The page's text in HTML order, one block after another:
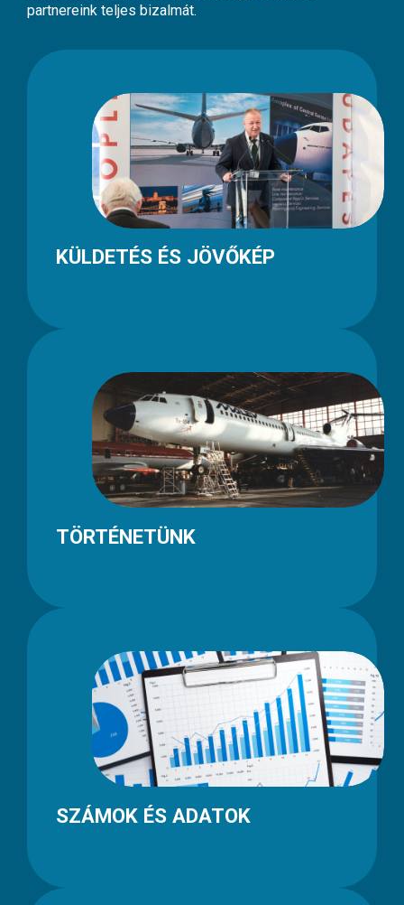
partnereink teljes bizalmát.
KÜLDETÉS ÉS JÖVŐKÉP
TÖRTÉNETÜNK
SZÁMOK ÉS ADATOK